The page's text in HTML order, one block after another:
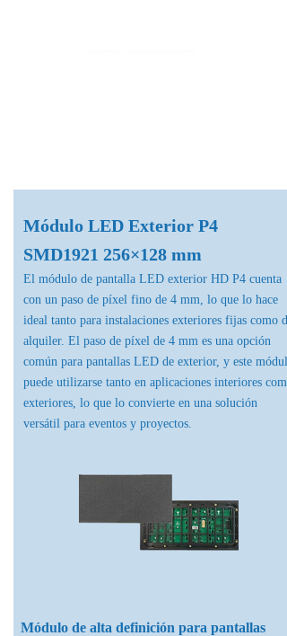
Módulo LED Exterior P4
SMD1921 256×128 mm
El módulo de pantalla LED exterior HD P4 cuenta
con un paso de píxel fino de 4 mm, lo que lo hace
ideal tanto para instalaciones exteriores fijas como de
alquiler. El paso de píxel de 4 mm es una opción
común para pantallas LED de exterior, y este módulo
puede utilizarse tanto en aplicaciones interiores como
exteriores, lo que lo convierte en una solución
versátil para eventos y proyectos.
Módulo de alta definición para pantallas